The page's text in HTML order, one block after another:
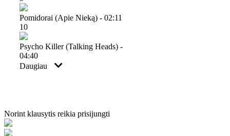
Pomidorai (apie Nieką) - 02:11
10
Psycho Killer (talking Heads) -
04:40
Daugiau
Norint klausytis reikia prisijungti